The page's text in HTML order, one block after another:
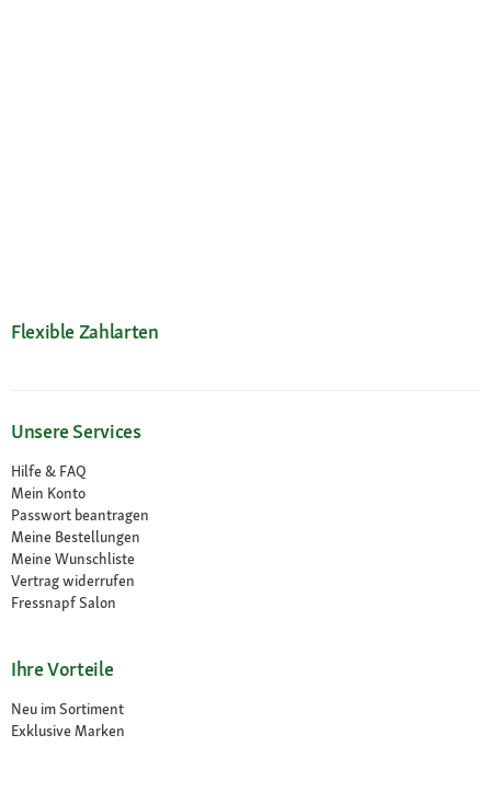
Flexible Zahlarten
Unsere Services
Hilfe & FAQ
Mein Konto
Passwort beantragen
Meine Bestellungen
Meine Wunschliste
Vertrag widerrufen
Fressnapf Salon
Ihre Vorteile
Neu im Sortiment
Exklusive Marken